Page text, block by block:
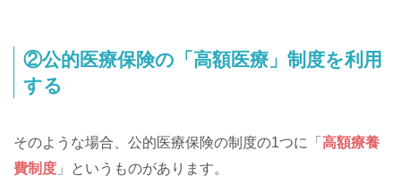
②公的医療保険の「高額医療」制度を利用
する
そのような場合、公的医療保険の制度の1つに「 高額療養
費制度 」というものがあります。